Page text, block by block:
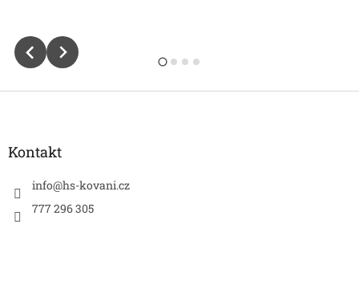
Z
Kontakt
info@hs-kovani.cz
777 296 305